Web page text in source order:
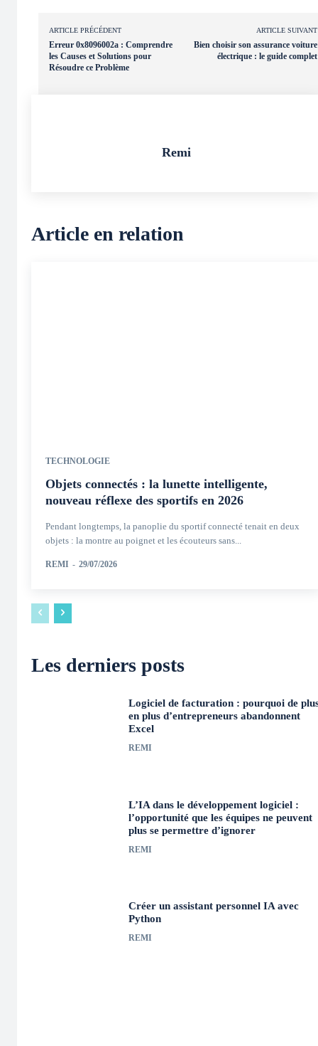
ARTICLE PRÉCÉDENT
Erreur 0x8096002a : Comprendre
les Causes et Solutions pour
Résoudre ce Problème
ARTICLE SUIVANT
Bien choisir son assurance voiture
électrique : le guide complet
Remi
Article en relation
TECHNOLOGIE
Objets connectés : la lunette intelligente,
nouveau réflexe des sportifs en 2026
Pendant longtemps, la panoplie du sportif connecté tenait en deux
objets : la montre au poignet et les écouteurs sans...
REMI - 29/07/2026
Les derniers posts
Logiciel de facturation : pourquoi de
en plus d’entrepreneurs abandonnent
Excel
REMI
L’IA dans le développement logiciel :
l’opportunité que les équipes ne peuvent
plus se permettre d’ignorer
REMI
Créer un assistant personnel IA avec
Python
REMI